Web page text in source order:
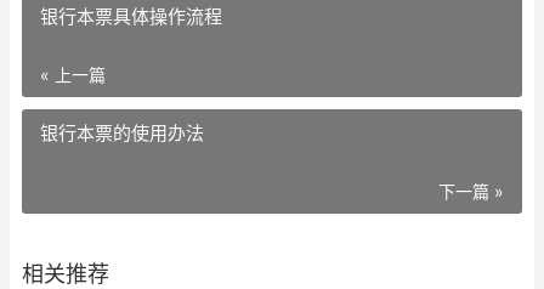
银行本票具体操作流程
« 上一篇
银行本票的使用办法
下一篇 »
相关推荐